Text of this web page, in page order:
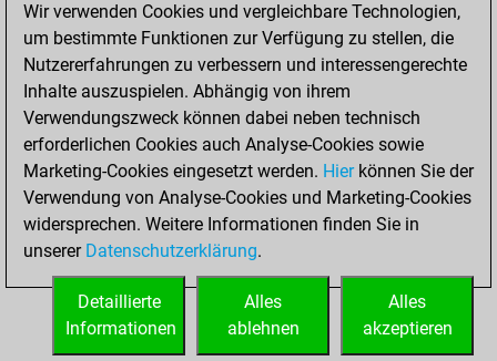
Bauernopfer
1
Matt auf vollem Brett
0
Bauer setzt Matt
Erstickte Matts
Unterverwandlungen
0
Türme auf der siebten
0
STARTSEITE
Wir verwenden Cookies und vergleichbare Technologien,
um bestimmte Funktionen zur Verfügung zu stellen, die
Nutzererfahrungen zu verbessern und interessengerechte
Inhalte auszuspielen. Abhängig von ihrem
Verwendungszweck können dabei neben technisch
erforderlichen Cookies auch Analyse-Cookies sowie
Marketing-Cookies eingesetzt werden. Hierkönnen Sie der
Verwendung von Analyse-Cookies und Marketing-Cookies
widersprechen. Weitere Informationen finden Sie in
unserer Datenschutzerklärung.
Alles
akzeptieren
Alles
ablehnen
Detaillierte
Informationen